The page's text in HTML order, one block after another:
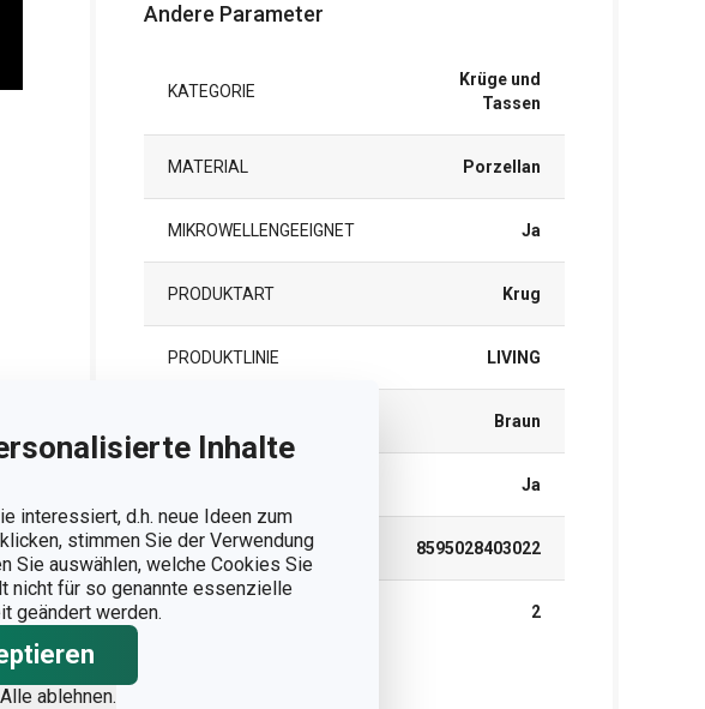
Inhalte
interessiert, d.h. neue Ideen zum
stimmen Sie der Verwendung
Sie auswählen, welche Cookies Sie
nicht für so genannte essenzielle
geändert werden.
Alle ablehnen.
Andere Parameter
KATEGORIE
Krüge und
Tassen
MATERIAL Porzellan
MIKROWELLENGEEIGNET Ja
PRODUKTART Krug
PRODUKTLINIE LIVING
Braun
Ja
EAN 8595028403022
2